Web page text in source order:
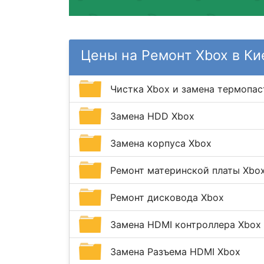
Цены на Ремонт Xbox в
Чистка Xbox и замена
Замена HDD Xbox
Замена корпуса Xbox
Ремонт материнской платы
Ремонт дисковода Xbox
Замена HDMI контроллера Xbox
Замена Разъема HDMI Xbox